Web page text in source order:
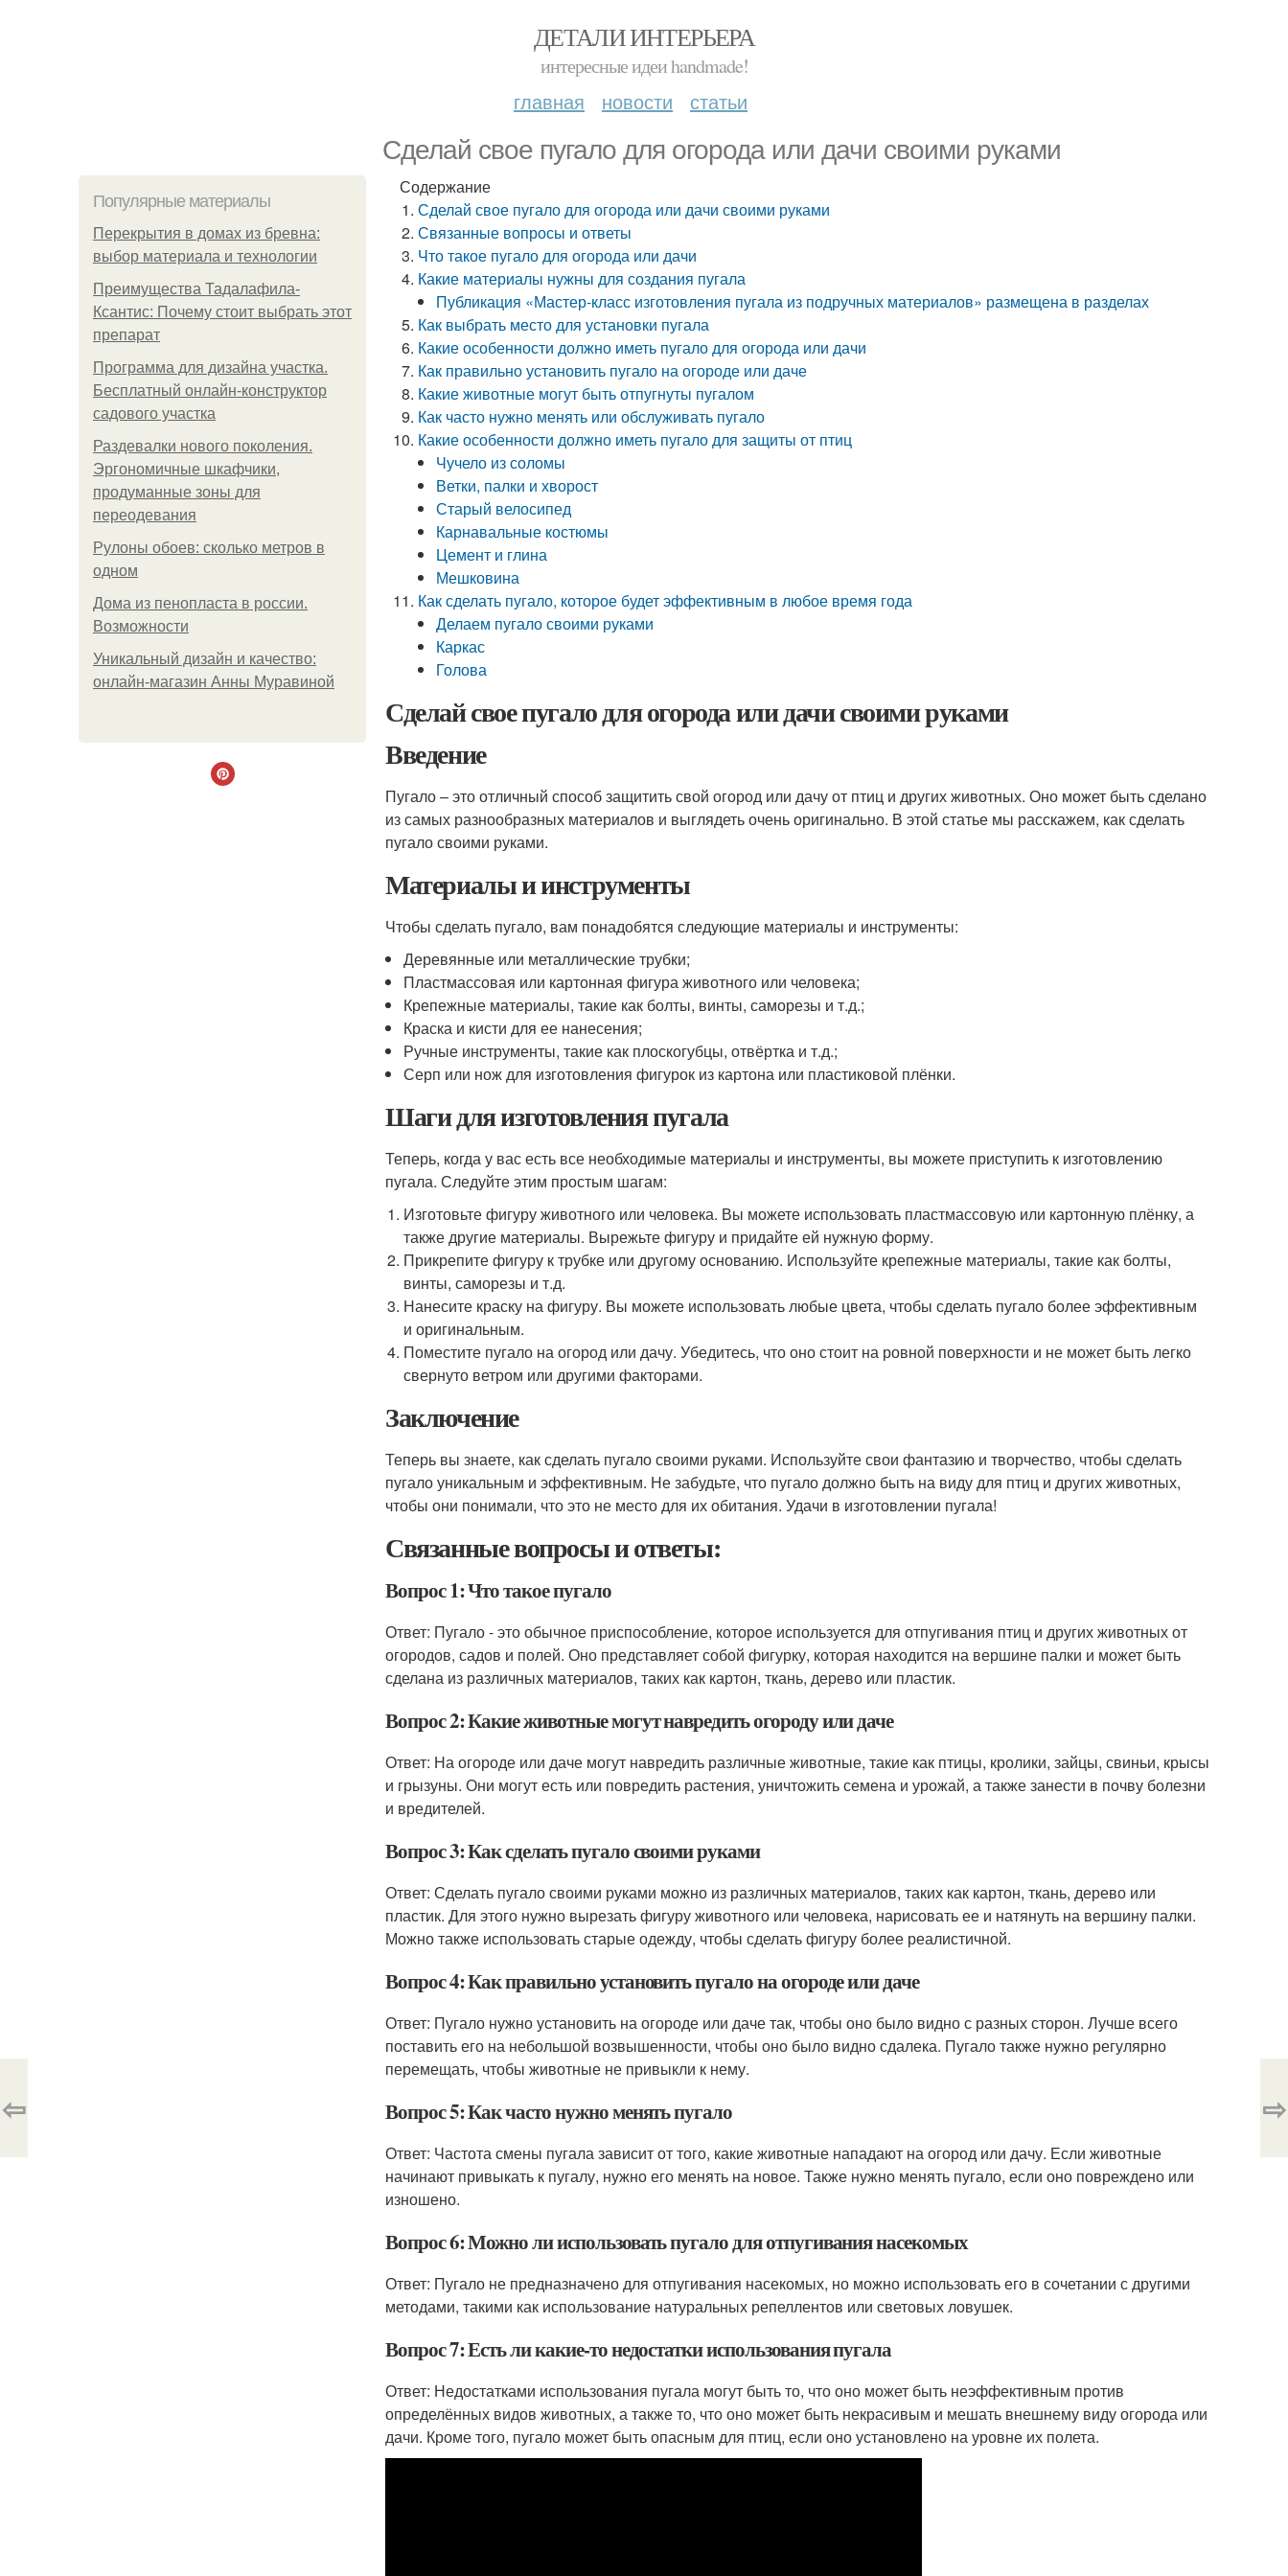
ДЕТАЛИ ИНТЕРЬЕРА
интересные идеи handmade!
главная новости статьи
Сделай свое пугало для огорода или дачи своими руками
Популярные материалы
Перекрытия в домах из бревна:
выбор материала и технологии
Преимущества Тадалафила-
Ксантис: Почему стоит выбрать этот
препарат
Программа для дизайна участка.
Бесплатный онлайн-конструктор
садового участка
Раздевалки нового поколения.
Эргономичные шкафчики,
продуманные зоны для
переодевания
Рулоны обоев: сколько метров в
одном
Дома из пенопласта в россии.
Возможности
Уникальный дизайн и качество:
онлайн-магазин Анны Муравиной
Содержание
Сделай свое пугало для огорода или дачи своими руками
Связанные вопросы и ответы
Что такое пугало для огорода или дачи
Какие материалы нужны для создания пугала
Публикация «Мастер-класс изготовления пугала из подручных материалов» размещена в разделах
Как выбрать место для установки пугала
Какие особенности должно иметь пугало для огорода или дачи
Как правильно установить пугало на огороде или даче
Какие животные могут быть отпугнуты пугалом
Как часто нужно менять или обслуживать пугало
Какие особенности должно иметь пугало для защиты от птиц
Чучело из соломы
Ветки, палки и хворост
Старый велосипед
Карнавальные костюмы
Цемент и глина
Мешковина
Как сделать пугало, которое будет эффективным в любое время года
Делаем пугало своими руками
Каркас
Голова
Сделай свое пугало для огорода или дачи своими руками
Введение
Пугало – это отличный способ защитить свой огород или дачу от птиц и других животных. Оно может быть сделано
из самых разнообразных материалов и выглядеть очень оригинально. В этой статье мы расскажем, как сделать
пугало своими руками.
Материалы и инструменты
Чтобы сделать пугало, вам понадобятся следующие материалы и инструменты:
Деревянные или металлические трубки;
Пластмассовая или картонная фигура животного или человека;
Крепежные материалы, такие как болты, винты, саморезы и т.д.;
Краска и кисти для ее нанесения;
Ручные инструменты, такие как плоскогубцы, отвёртка и т.д.;
Серп или нож для изготовления фигурок из картона или пластиковой плёнки.
Шаги для изготовления пугала
Теперь, когда у вас есть все необходимые материалы и инструменты, вы можете приступить к изготовлению
пугала. Следуйте этим простым шагам:
Изготовьте фигуру животного или человека. Вы можете использовать пластмассовую или картонную плёнку, а
также другие материалы. Вырежьте фигуру и придайте ей нужную форму.
Прикрепите фигуру к трубке или другому основанию. Используйте крепежные материалы, такие как болты,
винты, саморезы и т.д.
Нанесите краску на фигуру. Вы можете использовать любые цвета, чтобы сделать пугало более эффективным
и оригинальным.
Поместите пугало на огород или дачу. Убедитесь, что оно стоит на ровной поверхности и не может быть легко
свернуто ветром или другими факторами.
Заключение
Теперь вы знаете, как сделать пугало своими руками. Используйте свои фантазию и творчество, чтобы сделать
пугало уникальным и эффективным. Не забудьте, что пугало должно быть на виду для птиц и других животных,
чтобы они понимали, что это не место для их обитания. Удачи в изготовлении пугала!
Связанные вопросы и ответы:
Вопрос 1: Что такое пугало
Ответ: Пугало - это обычное приспособление, которое используется для отпугивания птиц и других животных от
огородов, садов и полей. Оно представляет собой фигурку, которая находится на вершине палки и может быть
сделана из различных материалов, таких как картон, ткань, дерево или пластик.
Вопрос 2: Какие животные могут навредить огороду или даче
Ответ: На огороде или даче могут навредить различные животные, такие как птицы, кролики, зайцы, свиньи, крысы
и грызуны. Они могут есть или повредить растения, уничтожить семена и урожай, а также занести в почву болезни
и вредителей.
Вопрос 3: Как сделать пугало своими руками
Ответ: Сделать пугало своими руками можно из различных материалов, таких как картон, ткань, дерево или
пластик. Для этого нужно вырезать фигуру животного или человека, нарисовать ее и натянуть на вершину палки.
Можно также использовать старые одежду, чтобы сделать фигуру более реалистичной.
Вопрос 4: Как правильно установить пугало на огороде или даче
Ответ: Пугало нужно установить на огороде или даче так, чтобы оно было видно с разных сторон. Лучше всего
поставить его на небольшой возвышенности, чтобы оно было видно сдалека. Пугало также нужно регулярно
перемещать, чтобы животные не привыкли к нему.
Вопрос 5: Как часто нужно менять пугало
Ответ: Частота смены пугала зависит от того, какие животные нападают на огород или дачу. Если животные
начинают привыкать к пугалу, нужно его менять на новое. Также нужно менять пугало, если оно повреждено или
изношено.
Вопрос 6: Можно ли использовать пугало для отпугивания насекомых
Ответ: Пугало не предназначено для отпугивания насекомых, но можно использовать его в сочетании с другими
методами, такими как использование натуральных репеллентов или световых ловушек.
Вопрос 7: Есть ли какие-то недостатки использования пугала
Ответ: Недостатками использования пугала могут быть то, что оно может быть неэффективным против
определённых видов животных, а также то, что оно может быть некрасивым и мешать внешнему виду огорода или
дачи. Кроме того, пугало может быть опасным для птиц, если оно установлено на уровне их полета.
⇦ ⇨